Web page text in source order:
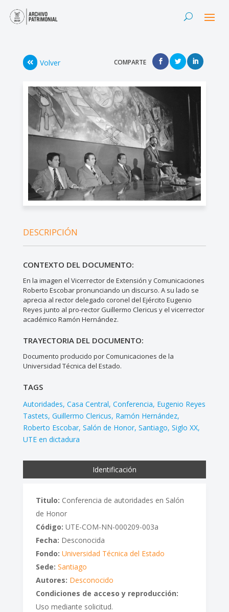
Volver COMPARTE
DESCRIPCIÓN
CONTEXTO DEL DOCUMENTO:
En la imagen el Vicerrector de Extensión y Comunicaciones
Roberto Escobar pronunciando un discurso. A su lado se
aprecia al rector delegado coronel del Ejército Eugenio
Reyes junto al pro-rector Guillermo Clericus y el vicerrector
académico Ramón Hernández.
TRAYECTORIA DEL DOCUMENTO:
Documento producido por Comunicaciones de la
Universidad Técnica del Estado.
TAGS
Autoridades Casa Central Conferencia Eugenio Reyes
Tastets Guillermo Clericus Ramón Hernández
Roberto Escobar Salón de Honor Santiago Siglo XX
UTE en dictadura
Identificación
Titulo: Conferencia de autoridades en Salón
de Honor
Código: UTE-COM-NN-000209-003a
Fecha: Desconocida
Fondo: Universidad Técnica del Estado
Sede: Santiago
Autores: Desconocido
Condiciones de acceso y reproducción:
Uso mediante solicitud.